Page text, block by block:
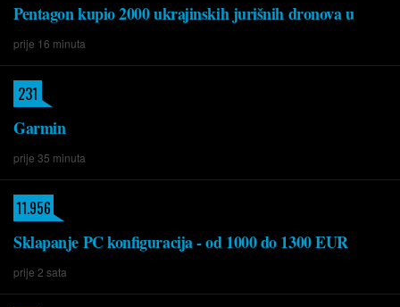
Pentagon kupio 2000 ukrajinskih jurišnih dronova u
prije 16 minuta
Garmin
prije 35 minuta
231
Sklapanje PC konfiguracija - od 1000 do 1300 EUR
prije 2 sata
11.956